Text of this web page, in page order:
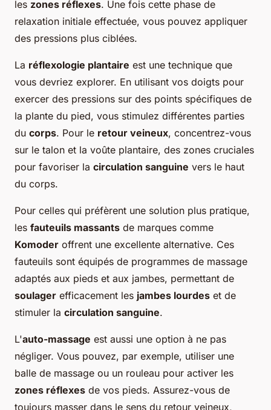
les zones réflexes. Une fois cette phase de
relaxation initiale effectuée, vous pouvez appliquer
des pressions plus ciblées.
La réflexologie plantaire est une technique que
vous devriez explorer. En utilisant vos doigts pour
exercer des pressions sur des points spécifiques de
la plante du pied, vous stimulez différentes parties
du corps. Pour le retour veineux, concentrez-vous
sur le talon et la voûte plantaire, des zones cruciales
pour favoriser la circulation sanguine vers le haut
du corps.
Pour celles qui préfèrent une solution plus pratique,
les fauteuils massants de marques comme
Komoder offrent une excellente alternative. Ces
fauteuils sont équipés de programmes de massage
adaptés aux pieds et aux jambes, permettant de
soulager efficacement les jambes lourdes et de
stimuler la circulation sanguine.
L'auto-massage est aussi une option à ne pas
négliger. Vous pouvez, par exemple, utiliser une
balle de massage ou un rouleau pour activer les
zones réflexes de vos pieds. Assurez-vous de
toujours masser dans le sens du retour veineux,